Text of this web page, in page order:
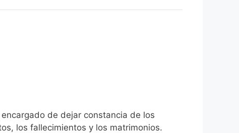
de dejar constancia de los
los fallecimientos y los matrimonios.